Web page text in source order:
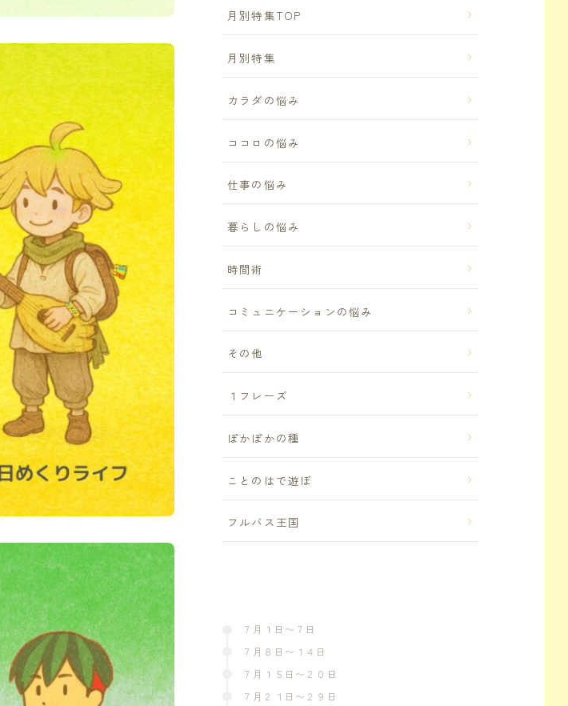
月別特集TOP
月別特集
カラダの悩み
ココロの悩み
仕事の悩み
暮らしの悩み
時間術
コミュニケーションの悩み
その他
１フレーズ
ぽかぽかの種
ことのはで遊ぼ
フルバス王国
７月１日〜７日
７月８日〜１４日
７月１５日〜２０日
７月２１日〜２９日